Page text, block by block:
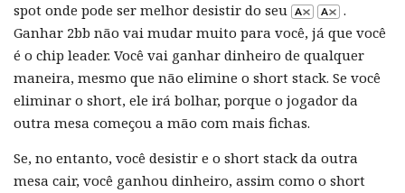
spot onde pode ser melhor desistir do seu
.
Ganhar 2bb não vai mudar muito para você, já que você
é o chip leader. Você vai ganhar dinheiro de qualquer
maneira, mesmo que não elimine o short stack. Se você
eliminar o short, ele irá bolhar, porque o jogador da
outra mesa começou a mão com mais fichas.
Se, no entanto, você desistir e o short stack da outra
mesa cair, você ganhou dinheiro, assim como o short